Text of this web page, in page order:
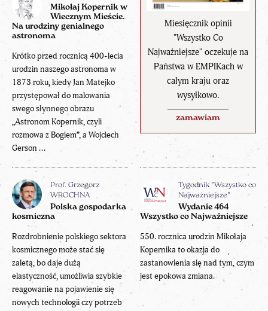
Miesięcznik opinii
"Wszystko Co
Najważniejsze" oczekuje na
Państwa w EMPIKach w
całym kraju oraz
wysyłkowo.
zamawiam
Mikołaj Kopernik w
Wiecznym Mieście.
Na urodziny genialnego
astronoma
Krótko przed rocznicą 400-lecia
urodzin naszego astronoma w
1873 roku, kiedy Jan Matejko
przystępował do malowania
swego słynnego obrazu
„Astronom Kopernik, czyli
rozmowa z Bogiem”, a Wojciech
Gerson ...
Prof. Grzegorz
WROCHNA
Polska gospodarka
kosmiczna
Rozdrobnienie polskiego sektora
kosmicznego może stać się
zaletą, bo daje dużą
elastyczność, umożliwia szybkie
reagowanie na pojawienie się
nowych technologii czy potrzeb
Tygodnik "Wszystko co
Najważniejsze"
Wydanie 464
Wszystko co Najważniejsze
550. rocznica urodzin Mikołaja
Kopernika to okazja do
zastanowienia się nad tym, czym
jest epokowa zmiana.